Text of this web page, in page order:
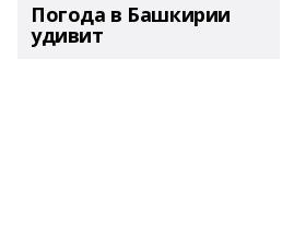
Погода в Башкирии
удивит